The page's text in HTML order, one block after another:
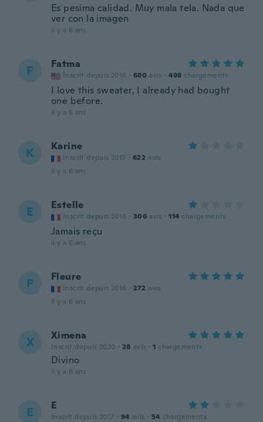
Es pesima calidad. Muy mala tela. Nada que
ver con la imagen
il y a 6 ans
F Fatma
Inscrit depuis 2016 · 680 avis · 498 chargements
I love this sweater, I already had bought
one before.
il y a 6 ans
K Karine
Inscrit depuis 2017 · 622 avis
il y a 6 ans
E Estelle
Inscrit depuis 2016 · 306 avis · 114 chargements
Jamais reçu
il y a 6 ans
F Fleure
Inscrit depuis 2016 · 272 avis
il y a 6 ans
X Ximena
Inscrit depuis 2020 · 28 avis · 1 chargements
Divino
il y a 6 ans
E E
Inscrit depuis 2017 · 94 avis · 54 chargements